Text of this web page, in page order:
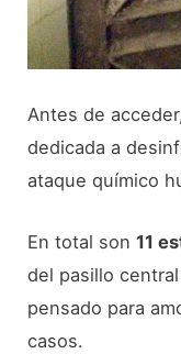
Antes de
dedicada a
ataque químico
En total son11
del pasillo
pensado para
casos.